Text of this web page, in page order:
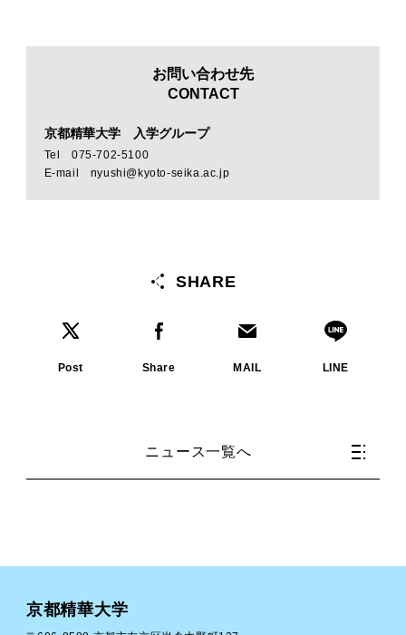
お問い合わせ先
CONTACT
京都精華大学 入学グループ
Tel 075-702-5100
E-mail nyushi@kyoto-seika.ac.jp
SHARE
Post Share MAIL LINE
ニュース一覧へ
京都精華大学